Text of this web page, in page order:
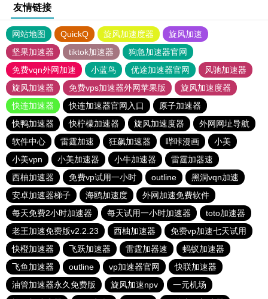
友情链接
网站地图 QuickQ 旋风加速度器
旋风加速
坚果加速器
tiktok加速器
狗急加速器官网
免费vqn外网加速
小蓝鸟 优途加速器官网
风驰加速器
旋风加速器
免费vps加速器外网苹果版
旋风加速度器
快连加速器
快连加速器官网入口
原子加速器
快鸭加速器
快柠檬加速器 旋风加速度器
外网网址导航
软件中心
雷霆加速 狂飙加速器 哔咔漫画
小美
小美vpn
小美加速器 小牛加速器
雷霆加器速
西柚加速器
免费vp试用一小时 outline
黑洞vqn加速
安卓加速器梯子
海鸥加速度
外网加速免费软件
每天免费2小时加速器
每天试用一小时加速器
toto加速器
老王加速免费版v2.2.23
西柚加速器
免费vp加速七天试用
快橙加速器
飞跃加速器 雷霆加器速
蚂蚁加速器
飞鱼加速器
outline vp加速器官网
快联加速器
油管加速器永久免费版
旋风加速npv
一元机场